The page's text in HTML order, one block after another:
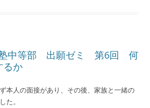
塾中等部 出願ゼミ 第6回 何
るか
本人の面接があり、その後、家族と一緒の
た。